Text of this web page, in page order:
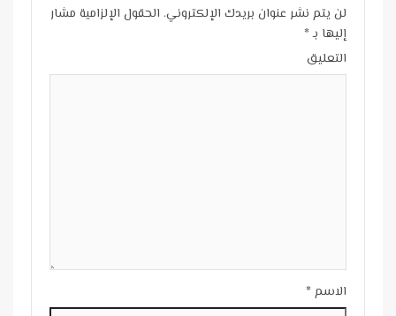
لن يتم نشر عنوان بريدك الإلكتروني. الحقول الإلزامية مشار
إليها بـ*
التعليق
الاسم *